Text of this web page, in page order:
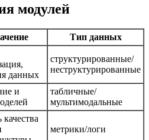
модулей
Тип данных
данных
структурированные/
неструктурированные
и
табличные/
мультимодальные
метрики/логи